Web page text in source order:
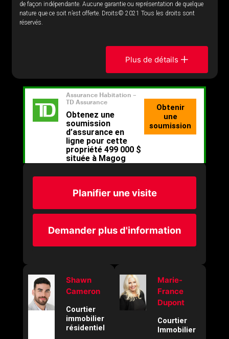
de façon indépendante. Aucune garantie ou représentation de quelque
nature que ce soit n’est offerte. Droits© 2021 Tous les droits sont
réservés.
Plus de détails
Planifier une visite
Demander plus d'information
Shawn
Cameron
Courtier
immobilier
résidentiel
Marie-
France
Dupont
Courtier
Immobilier